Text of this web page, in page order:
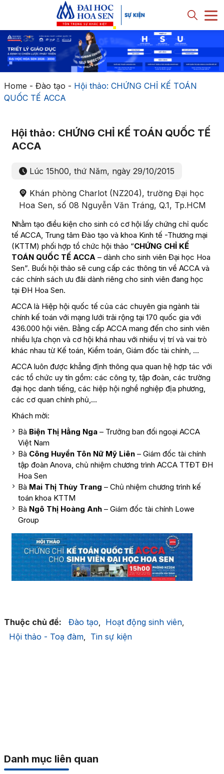
Home - Đào tạo - Hội thảo: CHỨNG CHỈ KẾ TOÁN
QUỐC TẾ ACCA
Hội thảo: CHỨNG CHỈ KẾ TOÁN QUỐC TẾ
ACCA
Lúc 15h00, thứ Năm, ngày 29/10/2015
Khán phòng Charlot (NZ204), trường Đại học
Hoa Sen, số 08 Nguyễn Văn Tráng, Q.1, Tp.HCM
Nhằm tạo điều kiện cho sinh có cơ hội lấy chứng chỉ quốc
tế ACCA, Trung tâm Đào tạo và khoa Kinh tế -Thương mại
(KTTM) phối hợp tổ chức hội thảo “CHỨNG CHỈ KẾ
TOÁN QUỐC TẾ ACCA – dành cho sinh viên Đại học Hoa
Sen”. Buổi hội thảo sẽ cung cấp các thông tin về ACCA và
các chính sách ưu đãi dành riêng cho sinh viên đang học
tại ĐH Hoa Sen.
ACCA là Hiệp hội quốc tế của các chuyên gia ngành tài
chính kế toán với mạng lưới trải rộng tại 170 quốc gia với
436.000 hội viên. Bằng cấp ACCA mang đến cho sinh viên
nhiều lựa chọn và cơ hội khá nhau với nhiều vị trí và vai trò
khác nhau từ Kế toán, Kiểm toán, Giám đốc tài chính, …
ACCA luôn được khẳng định thông qua quan hệ hợp tác với
các tổ chức uy tín gồm: các công ty, tập đoàn, các trường
đại học danh tiếng, các hiệp hội nghề nghiệp địa phương,
các cơ quan chính phủ,…
Khách mời:
Bà Biện Thị Hằng Nga – Trưởng ban đối ngoại ACCA
Việt Nam
Bà Công Huyền Tôn Nữ Mỹ Liên– Giám đốc tài chính
tập đoàn Anova, chủ nhiệm chương trình ACCA TTĐT ĐH
Hoa Sen
Bà Mai Thị Thùy Trang – Chủ nhiệm chương trình kế
toán khoa KTTM
​Bà Ngô Thị Hoàng Anh– Giám đốc tài chính Lowe
Group
Thuộc chủ đề: Đào tạo, Hoạt động sinh viên,
Hội thảo - Toạ đàm, Tin sự kiện
Danh mục liên quan